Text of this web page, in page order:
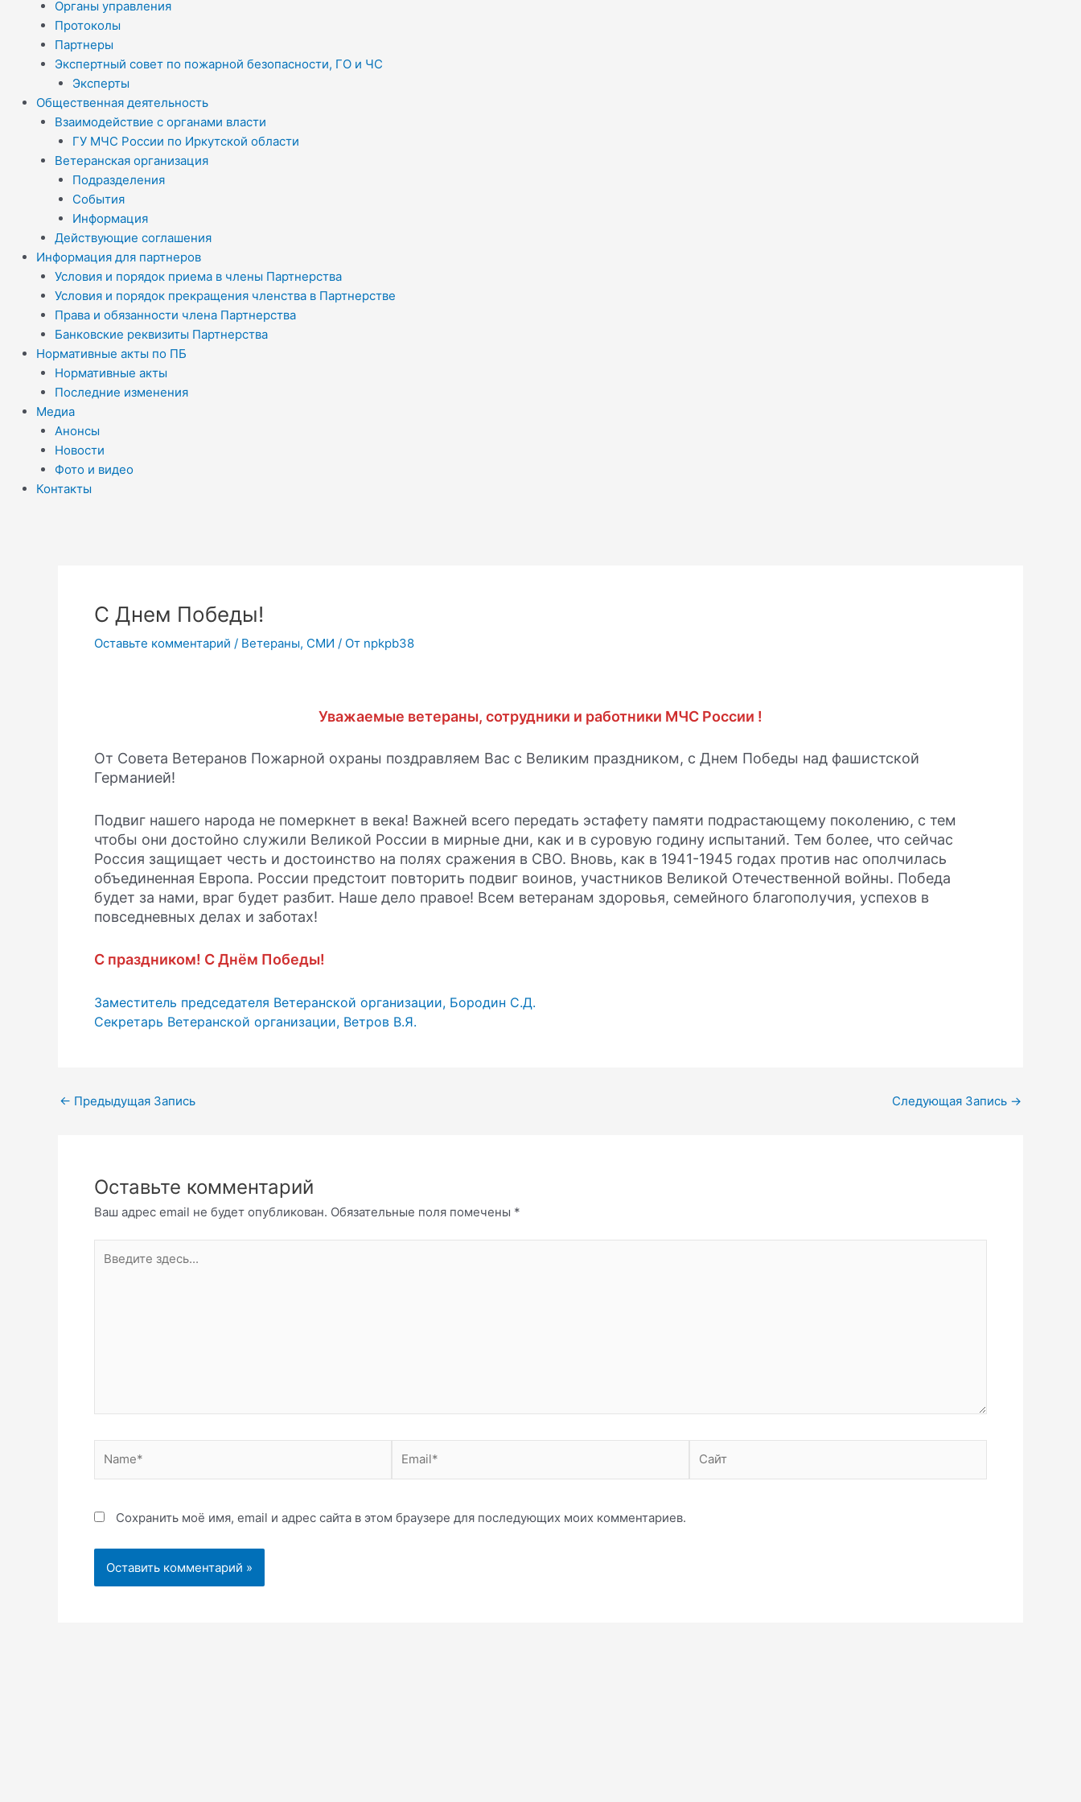
Органы управления
Протоколы
Партнеры
Экспертный совет по пожарной безопасности, ГО и ЧС
Эксперты
Общественная деятельность
Взаимодействие с органами власти
ГУ МЧС России по Иркутской области
Ветеранская организация
Подразделения
События
Информация
Действующие соглашения
Информация для партнеров
Условия и порядок приема в члены Партнерства
Условия и порядок прекращения членства в Партнерстве
Права и обязанности члена Партнерства
Банковские реквизиты Партнерства
Нормативные акты по ПБ
Нормативные акты
Последние изменения
Медиа
Анонсы
Новости
Фото и видео
Контакты
C Днем Победы!
Оставьте комментарий / Ветераны, СМИ / От npkpb38
Уважаемые ветераны, сотрудники и работники МЧС России !
От Совета Ветеранов Пожарной охраны поздравляем Вас с Великим праздником, с Днем Победы над фашистской
Германией!
Подвиг нашего народа не померкнет в века! Важней всего передать эстафету памяти подрастающему поколению, с тем
чтобы они достойно служили Великой России в мирные дни, как и в суровую годину испытаний. Тем более, что сейчас
Россия защищает честь и достоинство на полях сражения в СВО. Вновь, как в 1941-1945 годах против нас ополчилась
объединенная Европа. России предстоит повторить подвиг воинов, участников Великой Отечественной войны. Победа
будет за нами, враг будет разбит. Наше дело правое! Всем ветеранам здоровья, семейного благополучия, успехов в
повседневных делах и заботах!
С праздником! С Днём Победы!
Заместитель председателя Ветеранской организации, Бородин С.Д.
Секретарь Ветеранской организации, Ветров В.Я.
← Предыдущая Запись Следующая Запись →
Оставьте комментарий
Ваш адрес email не будет опубликован. Обязательные поля помечены *
здесь...
Сохранить моё имя, email и адрес сайта в этом браузере для последующих моих комментариев.